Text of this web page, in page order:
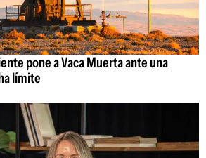
pone a Vaca Muerta ante una
límite